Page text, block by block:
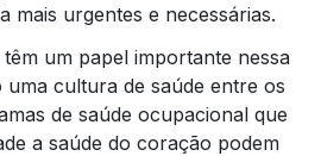
mais urgentes e necessárias.
um papel importante nessa
cultura de saúde entre os
de saúde ocupacional que
a saúde do coração podem